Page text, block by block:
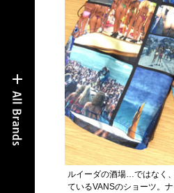
ルイーダの酒場…ではなく
ているVANSのショーツ。